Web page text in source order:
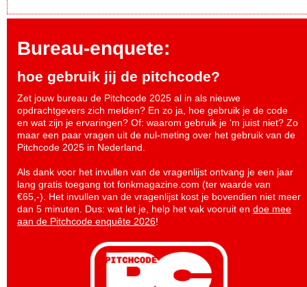
Bureau-enquete:
hoe gebruik jij de pitchcode?
Zet jouw bureau de Pitchcode 2025 al in als nieuwe
opdrachtgevers zich melden? En zo ja, hoe gebruik je de code
en wat zijn je ervaringen? Of: waarom gebruik je ‘m juist niet? Zo
maar een paar vragen uit de nul-meting over het gebruik van de
Pitchcode 2025 in Nederland.
Als dank voor het invullen van de vragenlijst ontvang je een jaar
lang gratis toegang tot fonkmagazine.com (ter waarde van
€65,-). Het invullen van de vragenlijst kost je bovendien niet meer
dan 5 minuten. Dus: wat let je, help het vak vooruit en doe mee
aan de Pitchcode enquête 2026!